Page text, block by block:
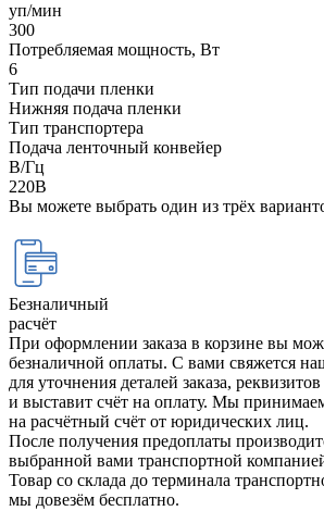
уп/мин
300
Потребляемая мощность, Вт
6
Тип подачи пленки
Нижняя подача пленки
Тип транспортера
Подача ленточный конвейер
В/Гц
220В
Вы можете выбрать один из трёх
Безналичный
расчёт
При оформлении заказа в корзине вы
безналичной оплаты. С вами свяжется
для уточнения деталей заказа,
и выставит счёт на оплату. Мы
на расчётный счёт от юридических лиц.
После получения предоплаты
выбранной вами транспортной
Товар со склада до терминала
мы довезём бесплатно.